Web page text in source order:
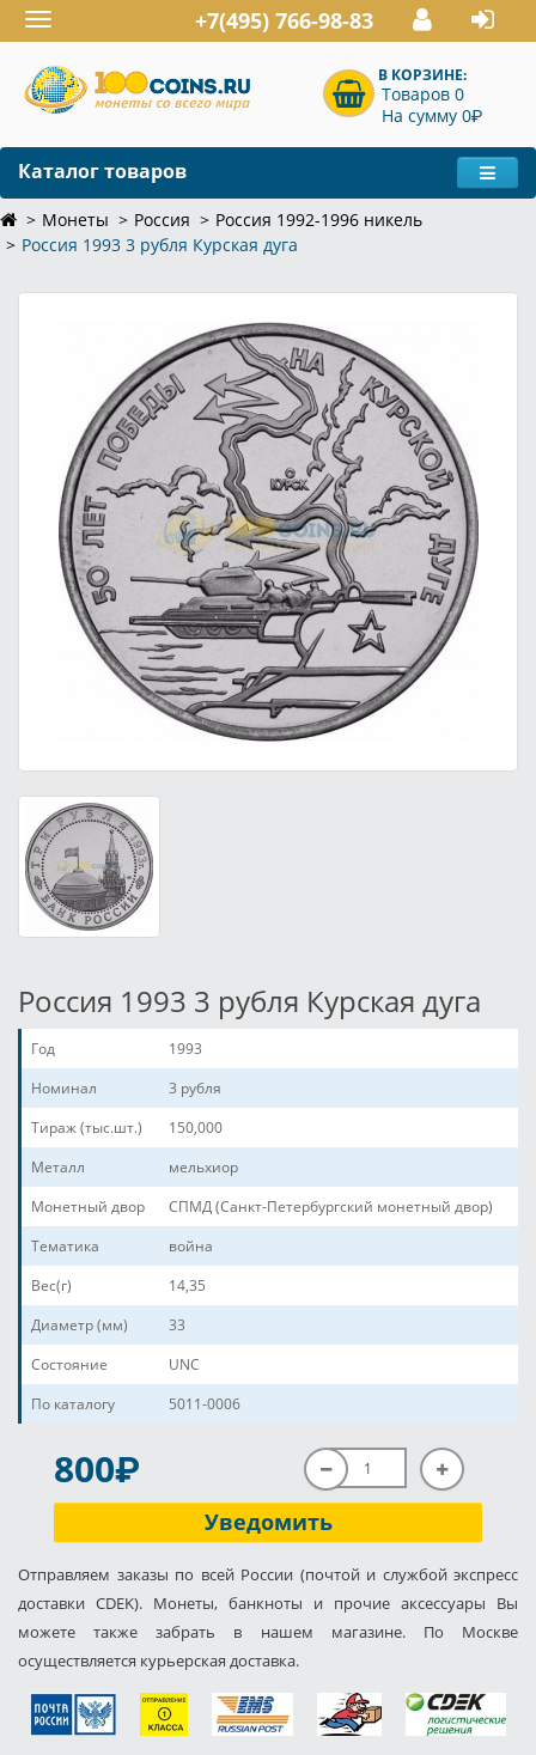
Toggle
navigation
+7(495) 766-98-83
В КОРЗИНЕ:
Товаров 0
На сумму 0P
Каталог товаров
Монеты Россия
Россия 1992-1996 никель
Россия 1993 3 рубля Курская дуга
Россия 1993 3 рубля Курская дуга
Год
1993
Номинал
3 рубля
Тираж (тыс.шт.)
150,000
Металл
мельхиор
Монетный двор
СПМД (Санкт-Петербургский монетный двор)
Тематика
война
Вес(г)
14,35
Диаметр (мм)
33
Состояние
UNC
По каталогу
5011-0006
800P
Уведомить
Отправляем заказы по всей России (почтой и службой экспресс
доставки CDEK). Монеты, банкноты и прочие аксессуары Вы
можете также забрать в нашем магазине. По Москве
осуществляется курьерская доставка.